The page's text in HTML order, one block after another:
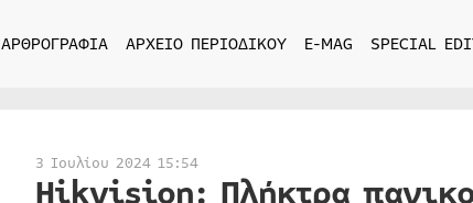
ΑΡΘΡΟΓΡΑΦΙΑ ΑΡΧΕΙΟ ΠΕΡΙΟΔΙΚΟΥ E-MAG SPECIAL
3 Ιουλίου 2024 15:54